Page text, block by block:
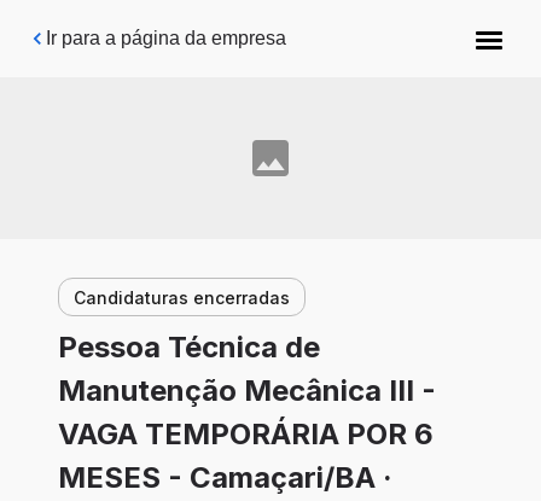
Pular para o conteúdo principal
Ir para a página da empresa
Candidaturas encerradas
Pessoa Técnica de
Manutenção Mecânica III -
VAGA TEMPORÁRIA POR 6
MESES - Camaçari/BA ·